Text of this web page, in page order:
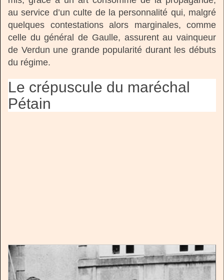
au service d’un culte de la personnalité qui, malgré
quelques contestations alors marginales, comme
celle du général de Gaulle, assurent au vainqueur
de Verdun une grande popularité durant les débuts
du régime.
Le crépuscule du maréchal
Pétain